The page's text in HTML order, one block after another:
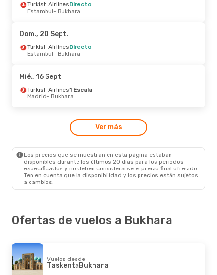
Dom., 13 Sept.- Mar., 15 Sept.
Uzbekistan Airways
Bukhara - Taskent
Turkish AirlinesDirecto
Estambul- Bukhara
Dom., 20 Sept.
Turkish AirlinesDirecto
Estambul- Bukhara
Mié., 16 Sept.
Turkish Airlines1 Escala
Madrid- Bukhara
Ver más
Los precios que se muestran en esta página estaban
disponibles durante los últimos 20 días para los periodos
especificados y no deben considerarse el precio final ofrecido.
Ten en cuenta que la disponibilidad y los precios están sujetos
a cambios.
Ofertas de vuelos a Bukhara
Vuelos desde
TaskentaBukhara